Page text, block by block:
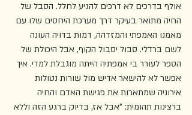
אולף בדרכים לא דרכים להגיע לחלל. הסבל של
החיה מתואר בעיקר דרך מערכת היחסים שלו עם
מאמנו האמפתי והמזדהה, דמות בדויה העונה
לשם ברדלי. סבול יסבול הקוף, אבל היכולת של
הספר לעורר בי אמפתיה הייתה מוגבלת למדי. איך
אפשר לא להישאר אדיש מול שורות נטולות
אירוניה שמתארות את פגישת האדם והחיה
ברצינות תהומית: "אבל אז, בדיוק ברגע הזה וללא